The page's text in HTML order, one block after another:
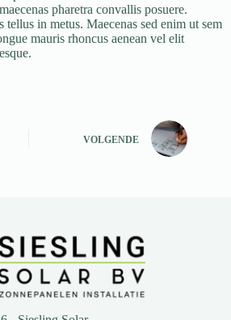
pharetra convallis posuere.
tellus in metus. Maecenas sed enim ut sem
mauris rhoncus aenean vel elit
VOLGENDE